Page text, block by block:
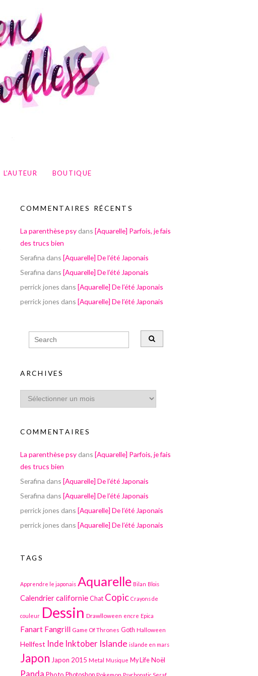
L’AUTEUR BOUTIQUE
COMMENTAIRES RÉCENTS
La parenthèse psy dans [Aquarelle] Parfois, je fais
des trucs bien
Serafina dans [Aquarelle] De l’été Japonais
Serafina dans [Aquarelle] De l’été Japonais
perrick jones dans [Aquarelle] De l’été Japonais
perrick jones dans [Aquarelle] De l’été Japonais
ARCHIVES
COMMENTAIRES
La parenthèse psy dans [Aquarelle] Parfois, je fais
des trucs bien
Serafina dans [Aquarelle] De l’été Japonais
Serafina dans [Aquarelle] De l’été Japonais
perrick jones dans [Aquarelle] De l’été Japonais
perrick jones dans [Aquarelle] De l’été Japonais
TAGS
Apprendre le japonais Aquarelle Bilan Blois
Calendriercalifornie Chat Copic Crayons de
couleur Dessin Drawlloween encre Epica
Fanart Fangrill Game Of Thrones Goth Halloween
Hellfest Inde Inktober Islande islande en mars
Japon Japon 2015 Metal Musique My Life Noël
Panda Pokemon